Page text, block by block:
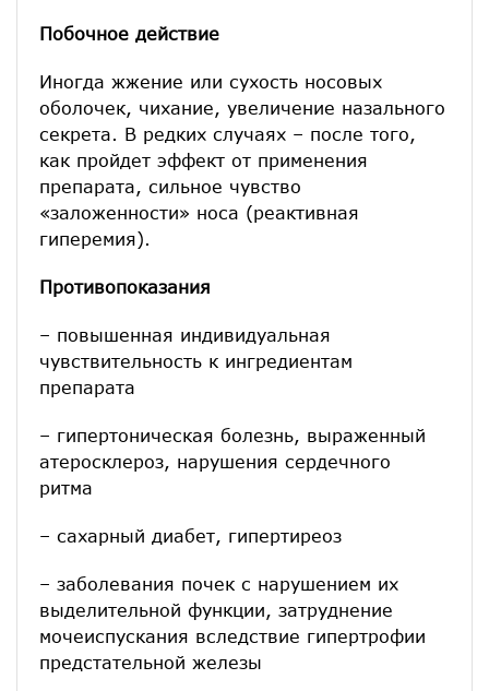
Побочное действие
Иногда жжение или сухость носовых
оболочек, чихание, увеличение назального
секрета. В редких случаях – после того,
как пройдет эффект от применения
препарата, сильное чувство
«заложенности» носа (реактивная
гиперемия).
Противопоказания
– повышенная индивидуальная
чувствительность к ингредиентам
препарата
– гипертоническая болезнь, выраженный
атеросклероз, нарушения сердечного
ритма
– сахарный диабет, гипертиреоз
– заболевания почек с нарушением их
выделительной функции, затруднение
мочеиспускания вследствие гипертрофии
предстательной железы